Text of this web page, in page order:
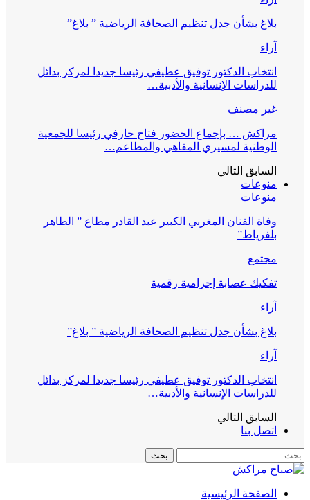
بلاغ بشأن جدل تنظيم الصحافة الرياضية ” بلاغ”
آراء
انتخاب الدكتور توفيق عطيفي رئيسا جديدا لمركز بدائل
للدراسات الإنسانية والأدبية…
غير مصنف
مراكش … بإجماع الحضور فتاح حارفي رئيسا للجمعية
الوطنية لمسيري المقاهي والمطاعم…
السابق التالي
منوعات
منوعات
وفاة الفنان المغربي الكبير عبد القادر مطاع ” الطاهر
بلفرياط”
مجتمع
تفكيك عصابة إجرامية رقمية
آراء
بلاغ بشأن جدل تنظيم الصحافة الرياضية ” بلاغ”
آراء
انتخاب الدكتور توفيق عطيفي رئيسا جديدا لمركز بدائل
للدراسات الإنسانية والأدبية…
السابق التالي
اتصل بنا
الصفحة الرئيسية